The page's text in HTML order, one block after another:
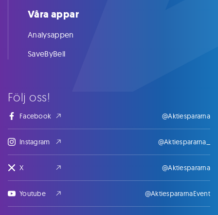
Följ oss!
Facebook @Aktiespararna
Instagram @Aktiespararna_
X @Aktiespararna
Youtube @AktiespararnaEvent
Våra appar
Analysappen
SaveByBell